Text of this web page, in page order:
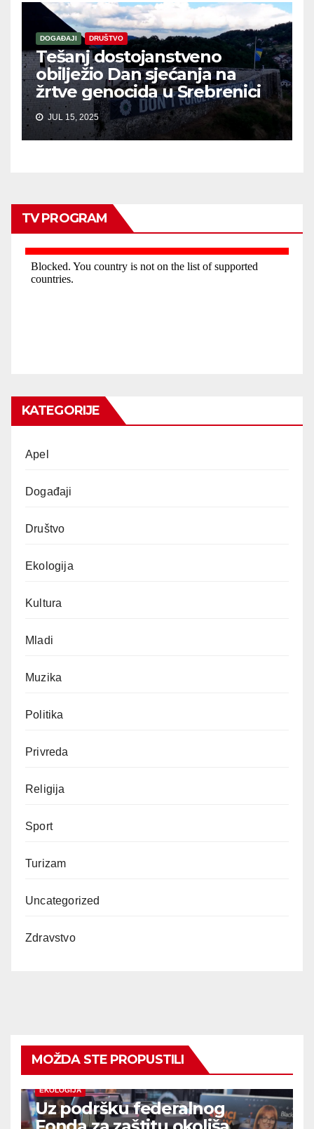
DOGAĐAJI DRUŠTVO
Tešanj dostojanstveno
obilježio Dan sjećanja na
žrtve genocida u Srebrenici
JUL 15, 2025
TV PROGRAM
KATEGORIJE
Apel
Događaji
Društvo
Ekologija
Kultura
Mladi
Muzika
Politika
Privreda
Religija
Sport
Turizam
Uncategorized
Zdravstvo
MOŽDA STE PROPUSTILI
EKOLOGIJA
Uz podršku federalnog